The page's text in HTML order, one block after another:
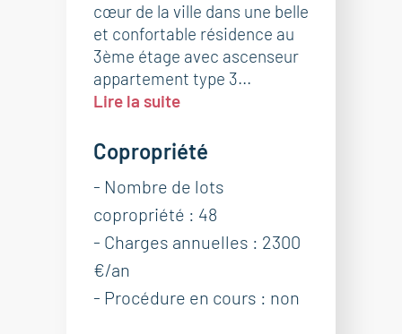
cœur de la ville dans une belle
et confortable résidence au
3ème étage avec ascenseur
appartement type 3...
Lire la suite
Copropriété
- Nombre de lots
copropriété : 48
- Charges annuelles : 2300
€/an
- Procédure en cours : non